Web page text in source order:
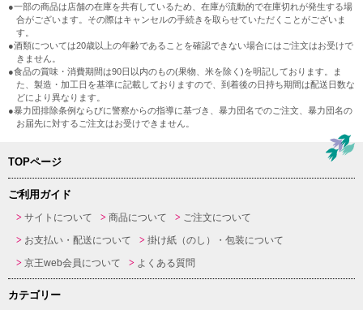
●一部の商品は店舗の在庫を共有しているため、在庫が流動的で在庫切れが発生する場
合がございます。その際はキャンセルの手続きを取らせていただくことがございま
す。
●酒類については20歳以上の年齢であることを確認できない場合にはご注文はお受けで
きません。
●食品の賞味・消費期間は90日以内のもの(果物、米を除く)を明記しております。ま
た、製造・加工日を基準に記載しておりますので、到着後の日持ち期間は配送日数な
どにより異なります。
●暴力団排除条例ならびに警察からの指導に基づき、暴力団名でのご注文、暴力団名の
お届先に対するご注文はお受けできません。
TOPページ
ご利用ガイド
サイトについて 商品について
ご注文について
お支払い・配送について
掛け紙（のし）・包装について
京王web会員について
よくある質問
カテゴリー